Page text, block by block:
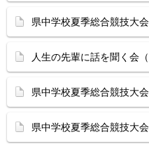
県中学校夏季総合競技
人生の先輩に話を聞く会（
県中学校夏季総合競技
県中学校夏季総合競技大